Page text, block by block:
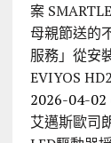
案
母親節送的
服務」從安
EVIYOS
2026-04-02
艾邁斯歐司